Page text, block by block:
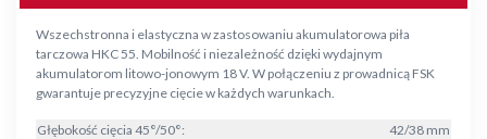
Wszechstronna i elastyczna w zastosowaniu akumulatorowa piła
tarczowa HKC 55. Mobilność i niezależność dzięki wydajnym
akumulatorom litowo-jonowym 18 V. W połączeniu z prowadnicą FSK
gwarantuje precyzyjne cięcie w każdych warunkach.
Głębokość cięcia 45°/50°:
42/38 mm